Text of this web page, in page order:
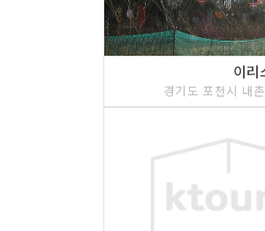
이리
경기도 포천시 내